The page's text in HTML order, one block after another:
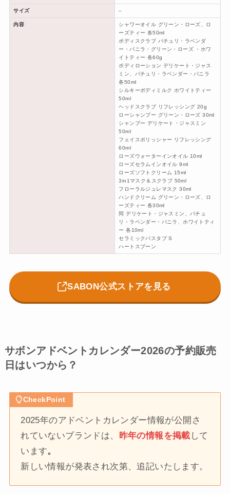
サイズ –
内容
シャワーオイル グリーン・ローズ、ロ
ーズティー 各50ml
ボディスクラブ パチュリ・ラベンダ
ー・バニラ・グリーン・ローズ ・ホワ
イトティー 各60g
ボディローション デリケート・ジャス
ミン、パチュリ・ラベンダー・バニラ
各50ml
シルキーボディミルク ホワイトティー
50ml
ヘッドスクラブ リフレッシング 20g
ローシャンプー グリーン・ローズ 30ml
シャンプー デリケート・ジャスミン
50ml
フェイスポリッシャー リフレッシング
60ml
ローズウォーターインオイル 10ml
ローズセラムインオイル 9ml
ローズソフトクリーム 15ml
3in1マスク＆スクラブ 50ml
フローラルジュレマスク 30ml
ハンドクリーム グリーン・ローズ、ロ
ーズティー 各30ml
同 デリケート・ジャスミン、パチュ
リ・ラベンダー・バニラ、ホワイトティ
ー 各10ml
セラミックバスタブ S
ハートスプーン
SABON公式ストアを見る
サボンアドベントカレンダー2026の予約販売
日はいつから？
CheckPoint
2025年のアドベントカレンダー情報が公開さ
れていないブランドは、
昨年の情報を掲載 して
います。
新しい情報が発表され次第、追記いたします。